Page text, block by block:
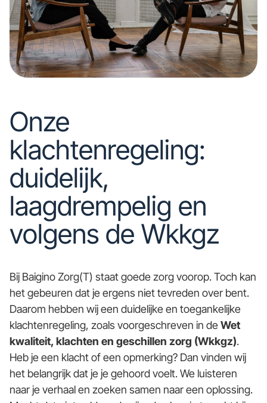
Onze
klachtenregeling:
duidelijk,
laagdrempelig en
volgens de Wkkgz
Bij Baigino Zorg(T) staat goede zorg voorop. Toch kan
het gebeuren dat je ergens niet tevreden over bent.
Daarom hebben wij een duidelijke en toegankelijke
klachtenregeling, zoals voorgeschreven in de Wet
kwaliteit, klachten en geschillen zorg (Wkkgz).
Heb je een klacht of een opmerking? Dan vinden wij
het belangrijk dat je je gehoord voelt. We luisteren
naar je verhaal en zoeken samen naar een oplossing.